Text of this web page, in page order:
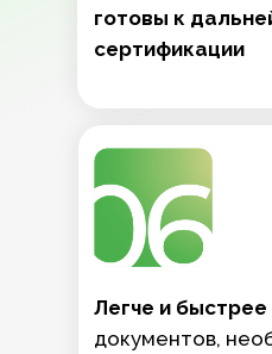
готовы к
сертификации
Легче и быстрее
документов,